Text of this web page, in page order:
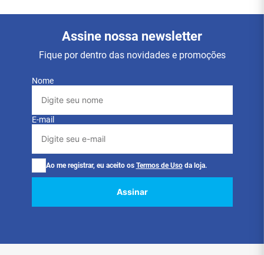
Assine nossa newsletter
Fique por dentro das novidades e promoções
Nome
E-mail
Ao me registrar, eu aceito os Termos de Uso da loja.
Assinar